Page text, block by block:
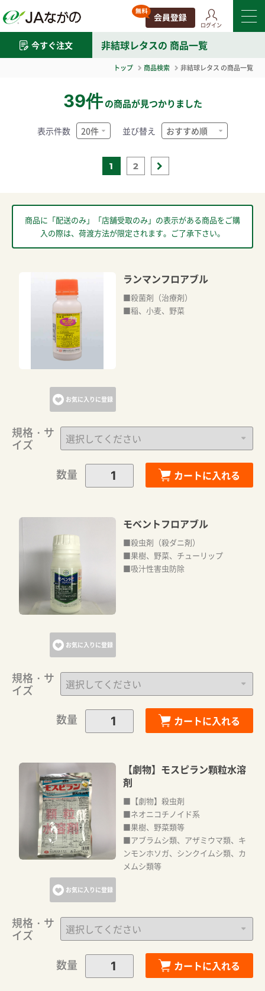
ログイン
今すぐ注文 非結球レタスの 商品一覧
トップ 商品検索 非結球レタス の商品一覧
39件 の商品が見つかりました
1 2
表示件数 並び替え
商品に「配送のみ」「店舗受取のみ」の表示がある商品をご購
入の際は、荷渡方法が限定されます。ご了承下さい。
お気に入りに登録
ランマンフロアブル
■殺菌剤（治療剤）
■稲、小麦、野菜
規格・サ
イズ
数量
カートに入れる
お気に入りに登録
モベントフロアブル
■殺虫剤（殺ダニ剤）
■果樹、野菜、チューリップ
■吸汁性害虫防除
規格・サ
イズ
数量
カートに入れる
お気に入りに登録
【劇物】モスピラン顆粒水溶
剤
■【劇物】殺虫剤
■ネオニコチノイド系
■果樹、野菜類等
■アブラムシ類、アザミウマ類、キ
ンモンホソガ、シンクイムシ類、カ
メムシ類等
規格・サ
イズ
数量
カートに入れる